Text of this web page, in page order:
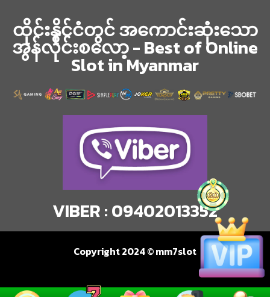
ထိုင်းနိုင်ငံတွင် အကောင်းဆုံးသော
အွန်လိုင်းစလော့ - Best of Online
Slot in Myanmar
VIBER : 09402013352
Copyright 2024 © mm7slot